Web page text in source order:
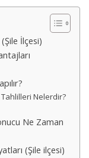
İlçesi)
Nelerdir?
Ne Zaman
(Şile ilçesi)